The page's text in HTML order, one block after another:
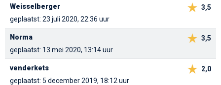
3,5
Weisselberger
geplaatst: 23 juli 2020, 22:36 uur
3,5
Norma
geplaatst: 13 mei 2020, 13:14 uur
2,0
venderkets
geplaatst: 5 december 2019, 18:12 uur